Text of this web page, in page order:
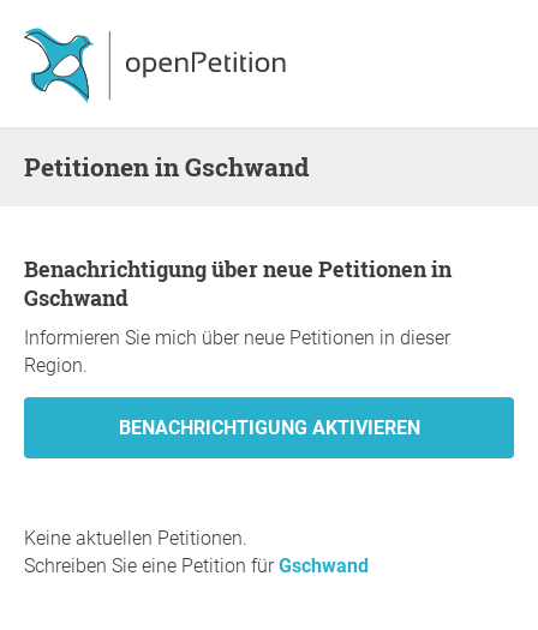
Petitionen in Gschwand
Benachrichtigung über neue Petitionen in
Gschwand
Informieren Sie mich über neue Petitionen in dieser
Region.
Keine aktuellen Petitionen.
Schreiben Sie eine Petition fürGschwand